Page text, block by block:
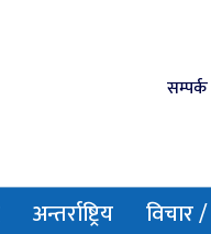
अन्तर्राष्ट्रिय विचार /